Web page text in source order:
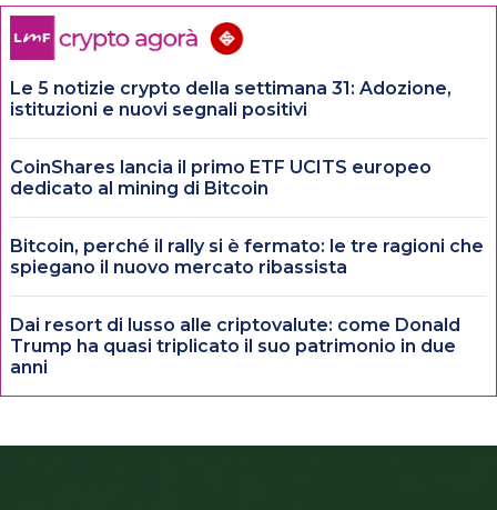
Le 5 notizie crypto della settimana 31: Adozione,
istituzioni e nuovi segnali positivi
CoinShares lancia il primo ETF UCITS europeo
dedicato al mining di Bitcoin
Bitcoin, perché il rally si è fermato: le tre ragioni che
spiegano il nuovo mercato ribassista
Dai resort di lusso alle criptovalute: come Donald
Trump ha quasi triplicato il suo patrimonio in due
anni